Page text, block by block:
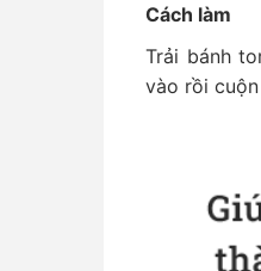
Cách làm
Trải bánh
vào rồi